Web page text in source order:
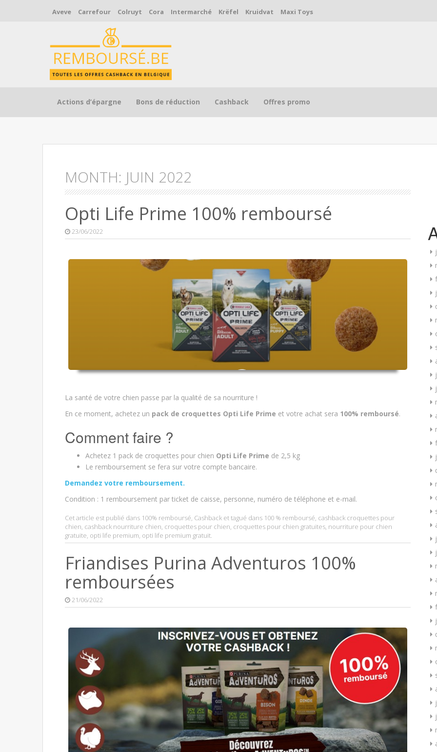
Aveve Carrefour Colruyt Cora Intermarché Krëfel Kruidvat Maxi Toys
Skip to content
Actions d’épargne Bons de réduction Cashback Offres promo
MONTH: JUIN 2022
Opti Life Prime 100% remboursé
23/06/2022
La santé de votre chien passe par la qualité de sa nourriture !
En ce moment, achetez un pack de croquettes Opti Life Prime et votre achat sera 100% remboursé.
Comment faire ?
Achetez 1 pack de croquettes pour chien Opti Life Prime de 2,5 kg
Le remboursement se fera sur votre compte bancaire.
Demandez votre remboursement.
Condition : 1 remboursement par ticket de caisse, personne, numéro de téléphone et e-mail.
Cet article est publié dans 100% remboursé, Cashback et tagué dans 100 % remboursé, cashback croquettes pour
chien, cashback nourriture chien, croquettes pour chien, croquettes pour chien gratuites, nourriture pour chien
gratuite, opti life premium, opti life premium gratuit.
Friandises Purina Adventuros 100%
remboursées
21/06/2022